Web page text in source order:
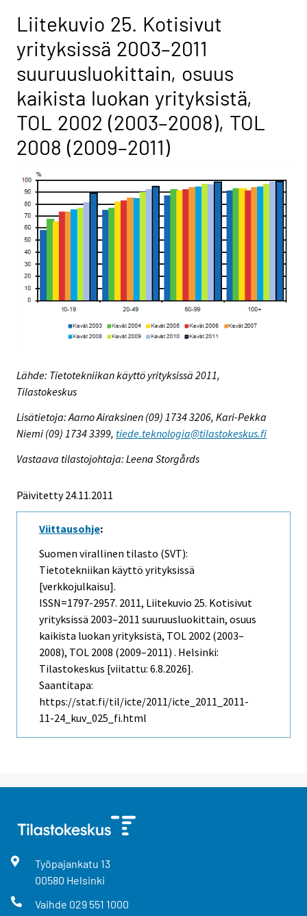
Liitekuvio 25. Kotisivut
yrityksissä 2003–2011
suuruusluokittain, osuus
kaikista luokan yrityksistä,
TOL 2002 (2003–2008), TOL
2008 (2009–2011)
Lähde: Tietotekniikan käyttö yrityksissä 2011,
Tilastokeskus
Lisätietoja: Aarno Airaksinen (09) 1734 3206, Kari-Pekka
Niemi (09) 1734 3399, tiede.teknologia@tilastokeskus.fi
Vastaava tilastojohtaja: Leena Storgårds
Päivitetty 24.11.2011
Viittausohje:
Suomen virallinen tilasto (SVT):
Tietotekniikan käyttö yrityksissä
[verkkojulkaisu].
ISSN=1797-2957. 2011, Liitekuvio 25. Kotisivut
yrityksissä 2003–2011 suuruusluokittain, osuus
kaikista luokan yrityksistä, TOL 2002 (2003–
2008), TOL 2008 (2009–2011) . Helsinki:
Tilastokeskus [viitattu: 6.8.2026].
Saantitapa:
https://stat.fi/til/icte/2011/icte_2011_2011-
11-24_kuv_025_fi.html
Työpajankatu 13
00580 Helsinki
Vaihde 029 551 1000